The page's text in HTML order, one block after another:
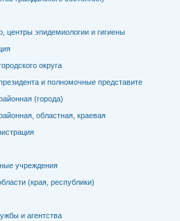
центры эпидемиологии и гигиены
округа
и полномочные представите
(города)
областная, краевая
учреждения
(края, республики)
и агентства